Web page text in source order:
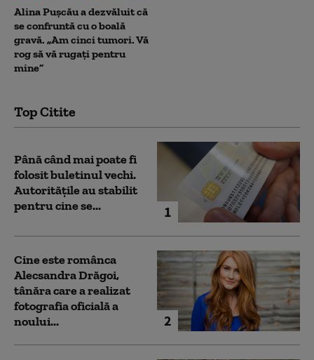
Alina Pușcău a dezvăluit că
se confruntă cu o boală
gravă. „Am cinci tumori. Vă
rog să vă rugați pentru
mine”
Top Citite
1
Până când mai poate fi
folosit buletinul vechi.
Autoritățile au stabilit
pentru cine se...
2
Cine este românca
Alecsandra Drăgoi,
tânăra care a realizat
fotografia oficială a
noului...